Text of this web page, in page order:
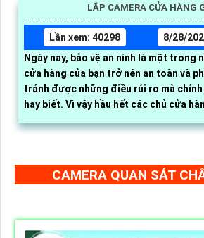
LẮP CAMERA CỬA HÀNG
Lần xem: 40298
8/28/
Ngày nay, bảo vệ an ninh là một trong
cửa hàng của bạn trở nên an toàn và
tránh được những điều rủi ro mà
hay biết. Vì vậy hầu hết các chủ cửa hàng đều trang bị
camera quan sát để giám sát mọi
CAMERA QUAN SÁT